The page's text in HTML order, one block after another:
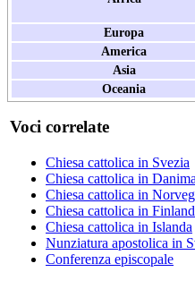
Europa
America
Asia
Oceania
Voci correlate
Chiesa cattolica in Svezia
Chiesa cattolica in
Chiesa cattolica in
Chiesa cattolica in
Chiesa cattolica in Islanda
Nunziatura apostolica in
Conferenza episcopale